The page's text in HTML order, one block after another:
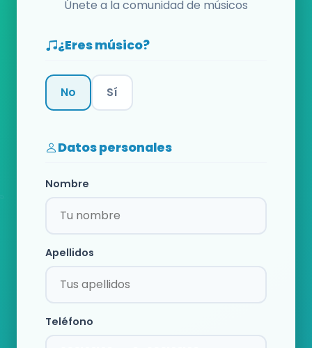
Únete a la comunidad de músicos
¿Eres músico?
No Sí
Datos personales
Nombre
Apellidos
Teléfono